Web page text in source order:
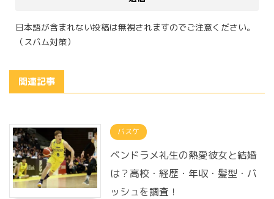
日本語が含まれない投稿は無視されますのでご注意ください。
（スパム対策）
関連記事
バスケ
ベンドラメ礼生の熱愛彼女と結婚
は？高校・経歴・年収・髪型・バ
ッシュを調査！